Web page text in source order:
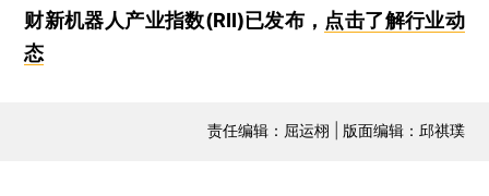
财新机器人产业指数(RII)已发布， 点击了解行业动
态
责任编辑：屈运栩 | 版面编辑：邱祺璞